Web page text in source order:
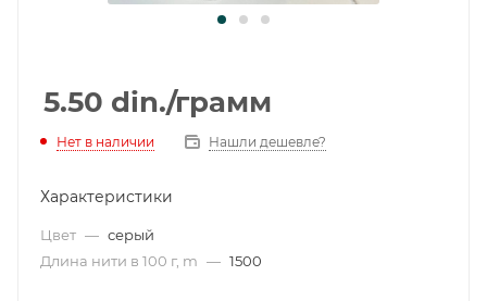
5.50 din./грамм
Нет в наличии Нашли дешевле?
Характеристики
Цвет — серый
Длина нити в 100 г, m — 1500